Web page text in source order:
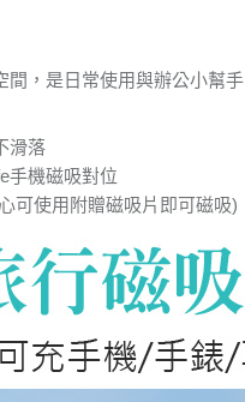
間，是日常使用與辦公小幫手
滑落
手機磁吸對位
可使用附贈磁吸片即可磁吸)